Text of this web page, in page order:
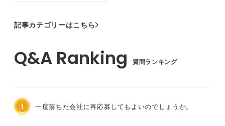
記事カテゴリーはこちら
質問ランキング
1 一度落ちた会社に再応募してもよいのでしょうか。